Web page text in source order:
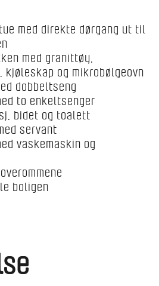
med direkte dørgang ut til
med granittøy,
kjøleskap og mikrobølgeovn
dobbeltseng
to enkeltsenger
bidet og toalett
servant
vaskemaskin og
boligen